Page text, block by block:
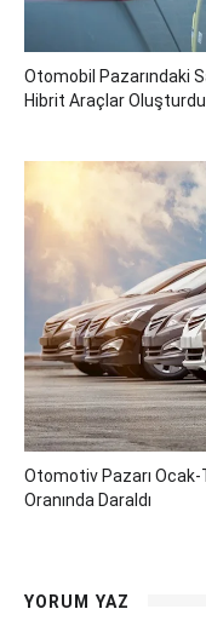
Otomobil Pazarındaki
Hibrit Araçlar Oluşturdu
Otomotiv Pazarı
Oranında Daraldı
YORUM YAZ